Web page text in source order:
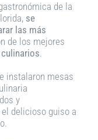
de la
se
las más
de los mejores
.
instalaron mesas
y
delicioso guiso a